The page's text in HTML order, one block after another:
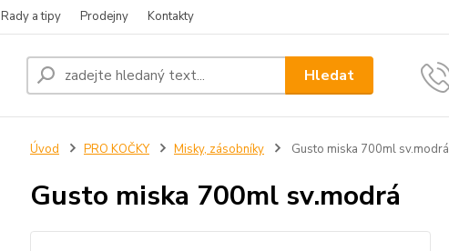
Rady a tipy Prodejny Kontakty
Hledat
Úvod PRO KOČKY Misky, zásobníky Gusto miska 700ml sv.modrá
Gusto miska 700ml sv.modrá